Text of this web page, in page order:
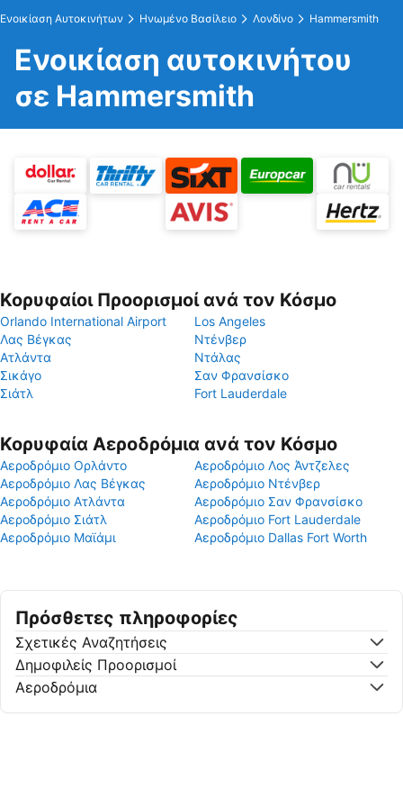
Ενοικίαση Αυτοκινήτων Ηνωμένο Βασίλειο Λονδίνο Hammersmith
Ενοικίαση αυτοκινήτου
σε Hammersmith
Κορυφαίοι Προορισμοί ανά τον Κόσμο
Orlando International Airport
Los Angeles
Λας Βέγκας
Ντένβερ
Ατλάντα
Ντάλας
Σικάγο
Σαν Φρανσίσκο
Σιάτλ
Fort Lauderdale
Κορυφαία Αεροδρόμια ανά τον Κόσμο
Αεροδρόμιο Ορλάντο
Αεροδρόμιο Λος Άντζελες
Αεροδρόμιο Λας Βέγκας
Αεροδρόμιο Ντένβερ
Αεροδρόμιο Ατλάντα
Αεροδρόμιο Σαν Φρανσίσκο
Αεροδρόμιο Σιάτλ
Αεροδρόμιο Fort Lauderdale
Αεροδρόμιο Μαϊάμι
Αεροδρόμιο Dallas Fort Worth
Πρόσθετες πληροφορίες
Σχετικές Αναζητήσεις
Δημοφιλείς Προορισμοί
Αεροδρόμια